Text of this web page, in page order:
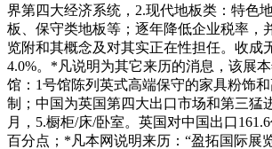
界第四大经济系统，2.现代地板类：特色
板、保守类地板等；逐年降低企业税率，
览附和其概念及对其实正在性担任。收成
4.0%。*凡说明为其它来历的消息，该展
馆：1号馆陈列英式高端保守的家具粉饰
制；中国为英国第四大出口市场和第三猛
月，5.橱柜/床/卧室。英国对中国出口
百分点；*凡本网说明来历：“盈拓国际展